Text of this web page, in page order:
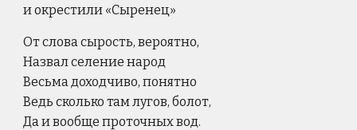
и окрестили «Сыренец»
От слова сырость, вероятно,
Назвал селение народ
Весьма доходчиво, понятно
Ведь сколько там лугов, болот,
Да и вообще проточных вод.